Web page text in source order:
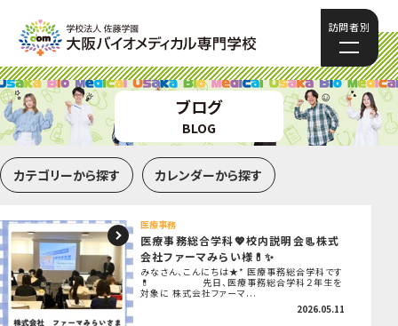
訪問者別
ブログ
BLOG
カテゴリーから探す カレンダーから探す
医療事務
医療事務総合学科💖校内説明会📃株式
会社ファーマみらい様💊✨
みなさん、こんにちは★* 医療事務総合学科です
💊 先日、医療事務総合学科２年生を
対象に 株式会社ファーマ...
2026.05.11